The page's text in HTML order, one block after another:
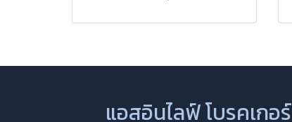
แอสอินไลฟ์ โบรคเกอร์